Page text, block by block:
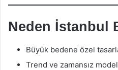
Neden İstanbul
Büyük bedene özel
Trend ve zamansız